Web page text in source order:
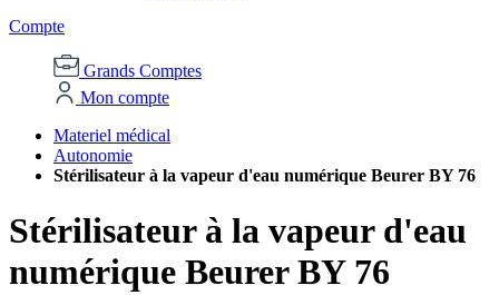
Compte
Grands Comptes
Mon compte
Materiel médical
Autonomie
Stérilisateur à la vapeur d'eau numérique Beurer BY 76
Stérilisateur à la vapeur d'eau
numérique Beurer BY 76